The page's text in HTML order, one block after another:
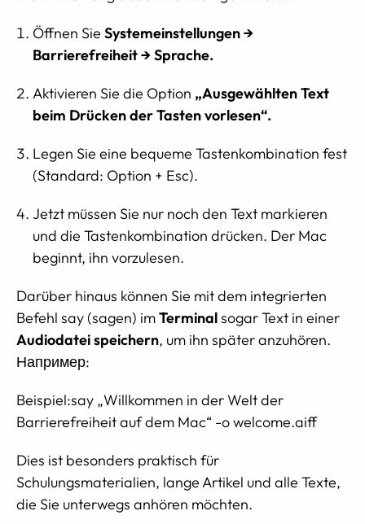
Öffnen Sie Systemeinstellungen →
Barrierefreiheit → Sprache.
Aktivieren Sie die Option „Ausgewählten Text
beim Drücken der Tasten vorlesen“.
Legen Sie eine bequeme Tastenkombination fest
(Standard: Option + Esc).
Jetzt müssen Sie nur noch den Text markieren
und die Tastenkombination drücken. Der Mac
beginnt, ihn vorzulesen.
Darüber hinaus können Sie mit dem integrierten
Befehl say (sagen) imTerminalsogar Text in einer
Audiodatei speichern, um ihn später anzuhören.
Например:
Beispiel:say „Willkommen in der Welt der
Barrierefreiheit auf dem Mac“ -o welcome.aiff
Dies ist besonders praktisch für
Schulungsmaterialien, lange Artikel und alle Texte,
die Sie unterwegs anhören möchten.